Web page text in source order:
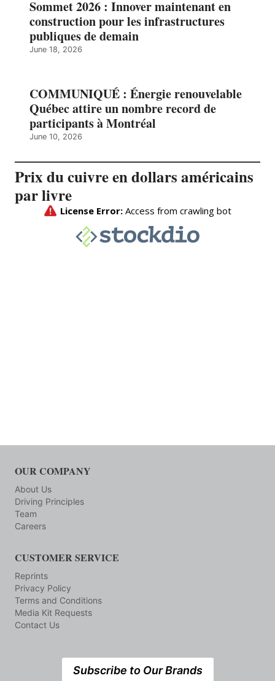
Sommet 2026 : Innover maintenant en
construction pour les infrastructures
publiques de demain
June 18, 2026
COMMUNIQUÉ : Énergie renouvelable
Québec attire un nombre record de
participants à Montréal
June 10, 2026
Prix du cuivre en dollars américains
par livre
OUR COMPANY
About Us
Driving Principles
Team
Careers
CUSTOMER SERVICE
Reprints
Privacy Policy
Terms and Conditions
Media Kit Requests
Contact Us
Subscribe to Our Brands